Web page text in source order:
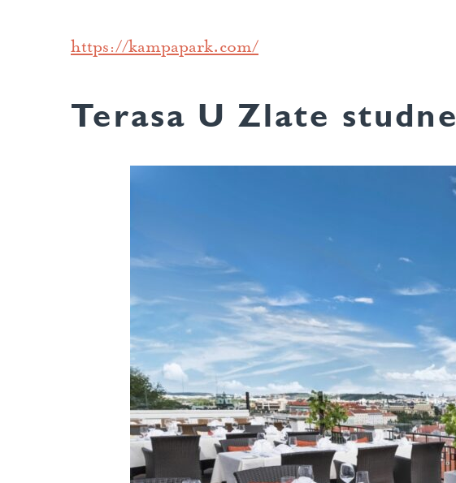
https://kampapark.com/
Terasa U Zlate studne